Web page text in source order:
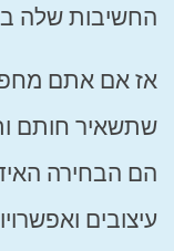
החשיבות שלה
אז אם אתם
שתשאיר חותם
הם הבחירה
עיצובים